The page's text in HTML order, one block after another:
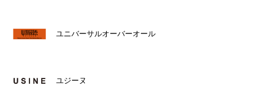
ユニバーサルオーバーオール
ユジーヌ